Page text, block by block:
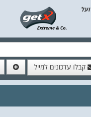
קבלו עדכונים למייל
לרשימת